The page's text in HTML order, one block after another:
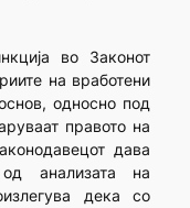
во Законот
на вработени
односно под
правото на
дава
анализата на
дека со